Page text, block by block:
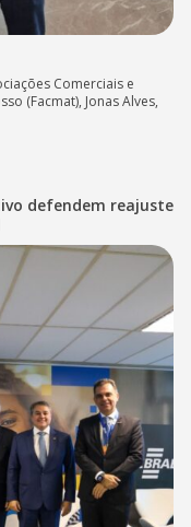
Comerciais e
(Facmat), Jonas Alves,
defendem reajuste